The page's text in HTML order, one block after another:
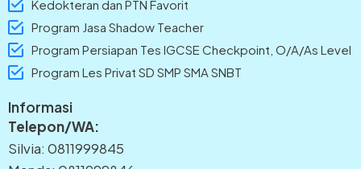
Kedokteran dan PTN Favorit
Program Jasa Shadow Teacher
Program Persiapan Tes IGCSE Checkpoint, O/A/As Level
Program Les Privat SD SMP SMA SNBT
Informasi
Telepon/WA:
Silvia: 0811999845